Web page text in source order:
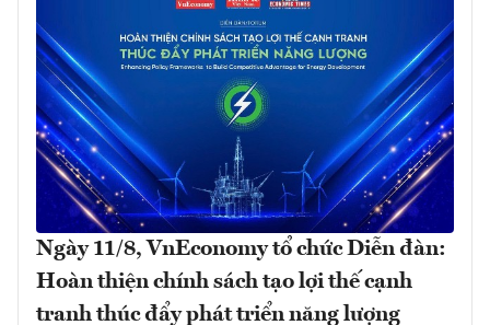
Ngày 11/8, VnEconomy tổ chức Diễn đàn:
Hoàn thiện chính sách tạo lợi thế cạnh
tranh thúc đẩy phát triển năng lượng